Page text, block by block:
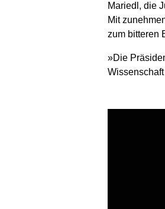
Mariedl, die
Mit
zum bitteren
»Die